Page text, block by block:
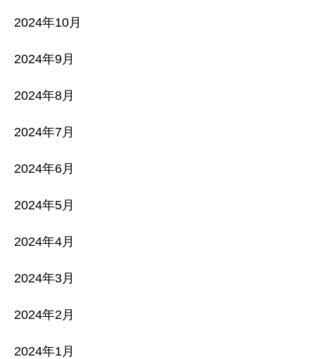
2024年10月
2024年9月
2024年8月
2024年7月
2024年6月
2024年5月
2024年4月
2024年3月
2024年2月
2024年1月